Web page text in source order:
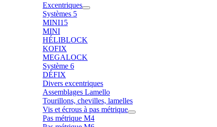
Excentriques
Systèmes 5
MINI15
MINI
HÉLIBLOCK
KOFIX
MEGALOCK
Système 6
DÉFIX
Divers excentriques
Assemblages Lamello
Tourillons, chevilles, lamelles
Vis et écrous à pas métrique
Pas métrique M4